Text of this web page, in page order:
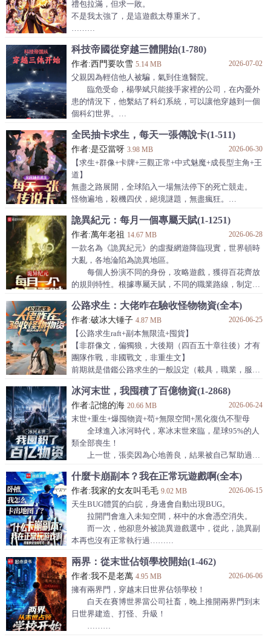
禮包拉滿，但求一敗。
不是我太強了，是這遊戲太尊重米了。
……
曾經青蛇族，嫦娥族，樹族等，也都是這麼以為。
直到它們成為遊戲裡的怪物。
才明白。
什麼是真正的絕望。
如今。
曾經失敗的人族被再次選中。
“什麼玩意兒？”
“能不能把背景跳過？”
“磨磨唧唧。”
“簡直耽誤我氪金！”
科技帝國從穿越三體開始(1-780)
作者:西門要吹雪 5.14 MB 2026-07-02
父親因為輕信他人被騙，氣到住進醫院。
臨危受命，楊學斌只能接手家裡的公司，在內憂外
患的情況下，他繫結了科幻系統，可以讓他穿越到一個
個科幻世界。
黑科技。
此後，一個科技帝國誕生。
……
《三體》，進行中。
下個世界，《流浪地球》。
…………
看看！
全民抽卡求生，每天一張傳說卡(1-511)
作者:是亞當呀 3.98 MB 2026-06-30
【求生+群像+卡牌+三觀正常+中式魅魔+成長型主角+王
道】
無盡之路展開，全球陷入一場無法停下的死亡競走。
怪物遍地，殺機四伏，絕境謎題，無盡瘋狂。
年復一年。
向前！再向前！
不要停下！止步則死！
全球人類在殺戮中賺取鮮血，用鮮血獻祭卡片。
當所有人在絕望中掙扎，為求得一次抽取卡片的機會而
賭上性命時。
“我並不偉大，人們卻偏要以聖冠我。”
“我不詡光明，人們卻偏要以我為光。”
“我叫蘇衍
詭異紀元：每月一個專屬天賦(1-1251)
作者:萬年老祖 14.67 MB 2026-06-28
一款名為《詭異紀元》的虛擬網遊降臨現實，世界頓時
大亂，各地淪陷為詭異地區。
每個人扮演不同的身份，攻略遊戲，獲得百花齊放
的規則特性。根據專屬天賦，不同的職業路線，制定攻
玩家每月抽取專屬天賦，開啟隨機榜單。
只有榜一才能繼承上月專屬天賦。
什麼？地獄難度的最差職業開局？遭遇史前最難副
本？
抱歉！排行榜輪流坐，但榜一絕對是我的！
當遊戲開啟的那一刻，封弊者陳業選擇了一條截然
公路求生：大佬咋在驗收怪物物資(全本)
作者:破冰大锤子 4.87 MB 2026-06-25
【公路求生raft+副本無限流+囤貨】
【非群像文，偏獨狼，大後期（四百五十章往後）才有
團隊作戰，非國戰文，非重生文】
前期就是借鑑公路求生的一般設定（載具，職業，服務
流巢狀公路求生模式，目前副本有守望之塔、五海之
王、剃刀高地、龍達季風……
不無腦堆資源，非典型爽文，介意的讀者們可退【祝天
天開心，都有好文可看】。
無女主，無cp，不開後宮，不喜的讀者可退【祝天天開
心，每天都有好文看】。
【本著非自願、不
冰河末世，我囤積了百億物資(1-2868)
作者:記憶的海 20.66 MB 2026-06-24
末世+重生+爆囤物資+苟+無限空間+黑化復仇不聖母
全球進入冰河時代，寒冰末世來臨，星球95%的人
類全部喪生！
上一世，張奕因為心地善良，結果被自己幫助過的
重生回到寒冰末世前一個月，張奕覺醒空間異能，
開始瘋狂的囤積物資！
缺少物資？他直接掏空一座超級商場價值百億的倉
住的不舒服？他打造了一座堪比末日堡壘的超級安
全屋！
一切。
而張奕卻過的比末世之前還要自在。
白蓮花：張奕，只要你讓我進入你的房子，我
什麼卡崩副本？我在正常玩遊戲啊(全本)
作者:我家的女友叫毛毛 9.02 MB 2026-06-15
天生BUG體質的白皖，身邊會自動出現BUG。
拉開門會進入未知空間，杯中的水會憑空消失。
而一次，他卻意外被詭異遊戲選中，從此，詭異副
本再也沒有正常執行過……
的發現，它的門呢？為什麼變成了一堵牆？這樣它如何
殺人啊？】
【卡出遊戲地圖：白皖懵逼的發現身體竟然卡到了
地圖外，他看著外面本不存在的區域，有些無語，但很
快卻驚奇的發現，地圖外也可以探索？】
兩界：從末世佔領學校開始(1-462)
作者:我不是老萬 4.95 MB 2026-06-06
擁有兩界門，穿越末日世界佔領學校！
白天在賽博世界當公司社畜，晚上推開兩界門到末
日世界建造、打怪、升級！
……